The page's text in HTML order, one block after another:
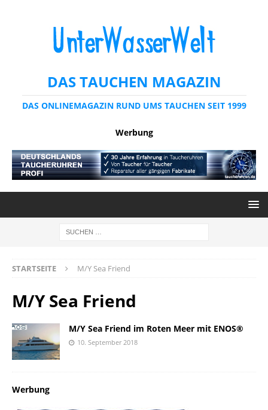
DAS TAUCHEN MAGAZIN
DAS ONLINEMAGAZIN RUND UMS TAUCHEN SEIT 1999
Werbung
STARTSEITE M/Y Sea Friend
M/Y Sea Friend
M/Y Sea Friend im Roten Meer mit ENOS®
10. September 2018
Werbung